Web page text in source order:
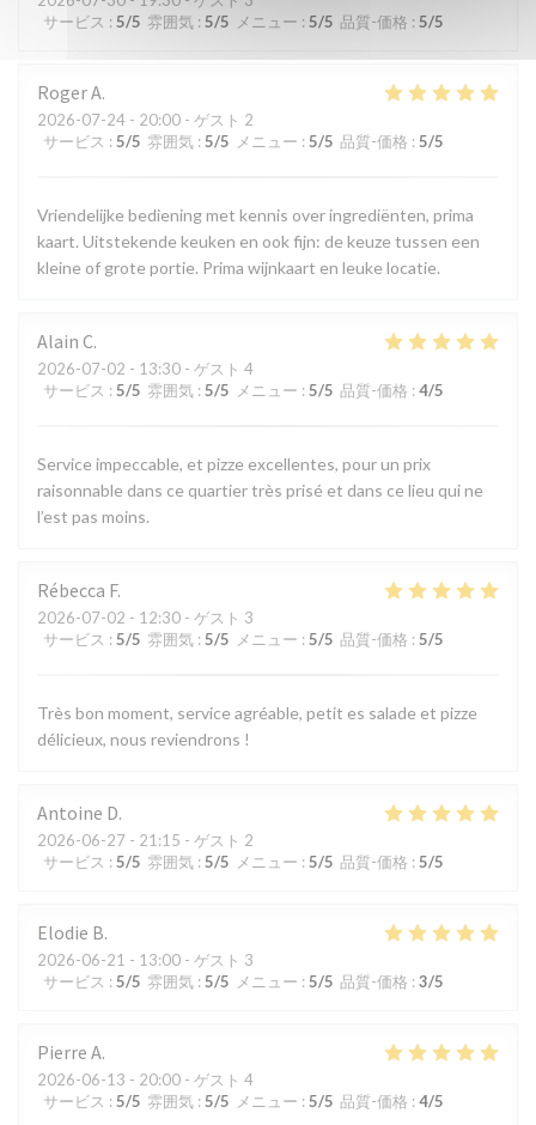
サービス : 5/5 雰囲気 : 5/5 メニュー : 5/5 品質-価格 : 5/5
RogerA
2026-07-24 - 20:00 - ゲスト 2
サービス : 5/5 雰囲気 : 5/5 メニュー : 5/5 品質-価格 : 5/5
Vriendelijke bediening met kennis over ingrediënten, prima
kaart. Uitstekende keuken en ook fijn: de keuze tussen een
kleine of grote portie. Prima wijnkaart en leuke locatie.
Alain C
2026-07-02 - 13:30 - ゲスト 4
サービス : 5/5 雰囲気 : 5/5 メニュー : 5/5 品質-価格 : 4/5
Service impeccable, et pizze excellentes, pour un prix
raisonnable dans ce quartier très prisé et dans ce lieu qui ne
l’est pas moins.
Rébecca F
2026-07-02 - 12:30 - ゲスト 3
サービス : 5/5 雰囲気 : 5/5 メニュー : 5/5 品質-価格 : 5/5
Très bon moment, service agréable, petit es salade et pizze
délicieux, nous reviendrons !
Antoine D
2026-06-27 - 21:15 - ゲスト 2
サービス : 5/5 雰囲気 : 5/5 メニュー : 5/5 品質-価格 : 5/5
Elodie B
2026-06-21 - 13:00 - ゲスト 3
サービス : 5/5 雰囲気 : 5/5 メニュー : 5/5 品質-価格 : 3/5
Pierre A
2026-06-13 - 20:00 - ゲスト 4
サービス : 5/5 雰囲気 : 5/5 メニュー : 5/5 品質-価格 : 4/5